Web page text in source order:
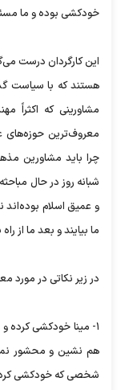
خودكشی بوده و ما
این كارگردان درست
هستند كه با سیاست
مشاورینی كه اكثراً
معروف‌ترین حوزه‌های
چرا باید مشاورین
شبانه روز در حال
و عمیق اسلام بوده‌اند
ما بیایند و بعد ما از
در زیر نكاتی در مورد
۱- مینا خودكشی
هم نشین و محشور
شخصی كه خودكشی